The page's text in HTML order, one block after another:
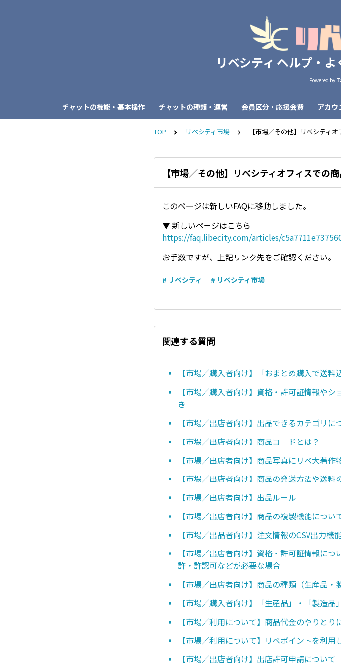
リベシティ ヘルプ・よ
Powered by
チャットの機能・基本操作 チャットの種類・運営 会員区分・応援会費 アカウ
TOP リベシティ市場 【市場／その他】リベシティ
【市場／その他】リベシティオフィスでの
このページは新しいFAQに移動しました。
▼ 新しいページはこちら
https://faq.libecity.com/articles/
お手数ですが、上記リンク先をご確認ください。
# リベシティ # リベシティ市場
関連する質問
【市場／購入者向け】「おまとめ購入で送料
【市場／購入者向け】資格・許可証情報や
き
【市場／出店者向け】出品できるカテゴリに
【市場／出店者向け】商品コードとは？
【市場／出店者向け】商品写真にリベ大著作
【市場／出店者向け】商品の発送方法や送料
【市場／出店者向け】出品ルール
【市場／出店者向け】商品の複製機能につい
【市場／出品者向け】注文情報のCSV出力機
【市場／出店者向け】資格・許可証情報に
許・許認可などが必要な場合
【市場／出店者向け】商品の種類（生産品・
【市場／購入者向け】「生産品」・「製造品
【市場／利用について】商品代金のやりとり
【市場／利用について】リベポイントを利用
【市場／出店者向け】出店許可申請について